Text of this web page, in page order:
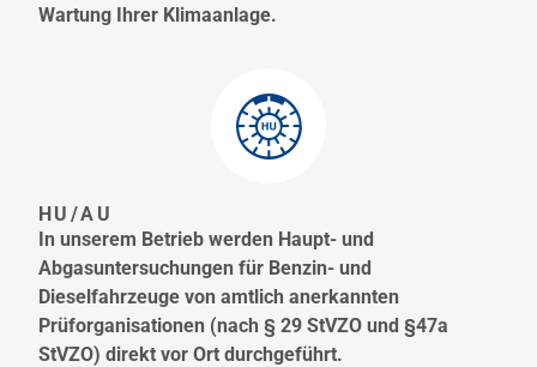
Wartung Ihrer Klimaanlage.
HU/AU
In unserem Betrieb werden Haupt- und
Abgasuntersuchungen für Benzin- und
Dieselfahrzeuge von amtlich anerkannten
Prüforganisationen (nach § 29 StVZO und §47a
StVZO) direkt vor Ort durchgeführt.